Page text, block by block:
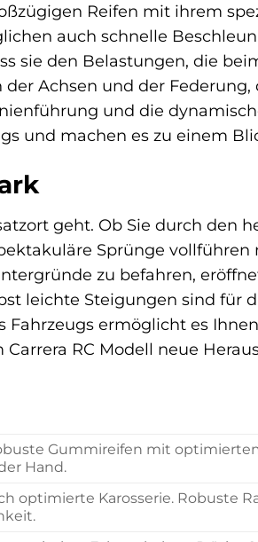
Reifen mit ihrem
auch schnelle
sie den Belastungen, die
Achsen und der Federung,
und die
und machen es zu einem
geht. Ob Sie durch den
Sprünge vollführen
zu befahren,
leichte Steigungen sind für
ermöglicht es
RC Modell neue
Gummireifen mit
Hand.
optimierte Karosserie. Robuste